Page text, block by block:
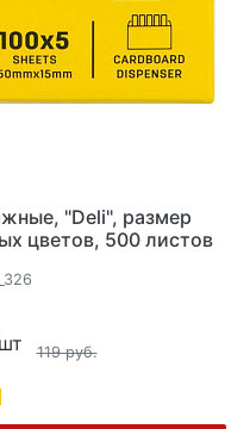
"Deli", размер
цветов, 500 листов
119 руб.